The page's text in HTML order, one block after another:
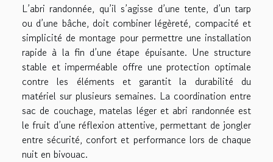
L’abri randonnée, qu’il s’agisse d’une tente, d’un tarp
ou d’une bâche, doit combiner légèreté, compacité et
simplicité de montage pour permettre une installation
rapide à la fin d’une étape épuisante. Une structure
stable et imperméable offre une protection optimale
contre les éléments et garantit la durabilité du
matériel sur plusieurs semaines. La coordination entre
sac de couchage, matelas léger et abri randonnée est
le fruit d’une réflexion attentive, permettant de jongler
entre sécurité, confort et performance lors de chaque
nuit en bivouac.